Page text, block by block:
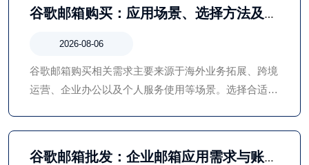
谷歌邮箱购买：应用场景、选择方法及使
2026-08-06
谷歌邮箱购买相关需求主要来源于海外业务拓展、跨境
运营、企业办公以及个人服务使用等场景。选择合适的
谷歌邮箱批发：企业邮箱应用需求与账号